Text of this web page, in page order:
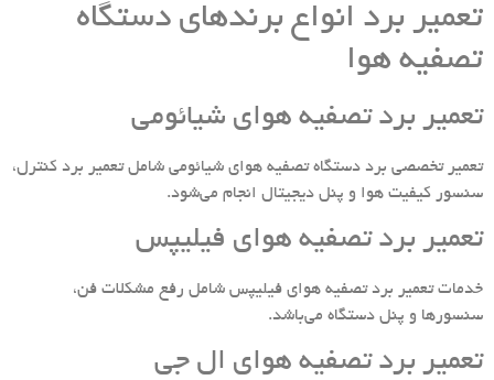
تعمیر برد انواع برندهای دستگاه
تصفیه هوا
تعمیر برد تصفیه هوای شیائومی
تعمیر تخصصی برد دستگاه تصفیه هوای شیائومی شامل تعمیر برد کنترل،
سنسور کیفیت هوا و پنل دیجیتال انجام می‌شود.
تعمیر برد تصفیه هوای فیلیپس
خدمات تعمیر برد تصفیه هوای فیلیپس شامل رفع مشکلات فن،
سنسورها و پنل دستگاه می‌باشد.
تعمیر برد تصفیه هوای ال جی